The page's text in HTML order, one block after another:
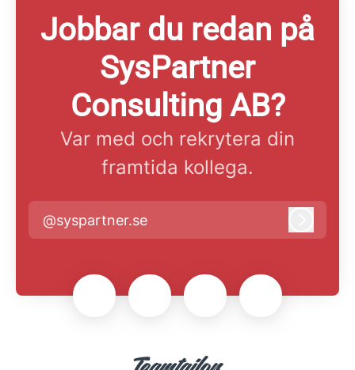
Jobbar du redan på
SysPartner
Consulting AB?
Var med och rekrytera din
framtida kollega.
@syspartner.se